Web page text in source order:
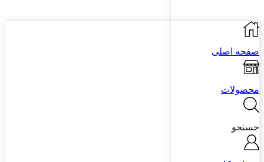
صفحه اصلی
محصولات
جستجو